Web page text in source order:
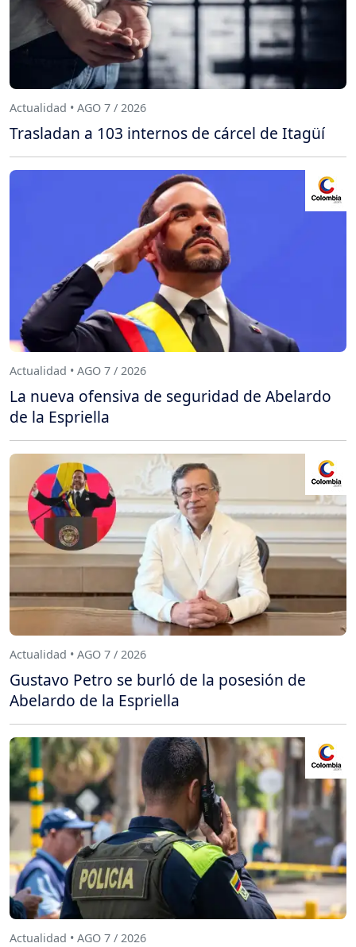
Actualidad • AGO 7 / 2026
Trasladan a 103 internos de cárcel de Itagüí
Actualidad • AGO 7 / 2026
La nueva ofensiva de seguridad de Abelardo
de la Espriella
Actualidad • AGO 7 / 2026
Gustavo Petro se burló de la posesión de
Abelardo de la Espriella
Actualidad • AGO 7 / 2026